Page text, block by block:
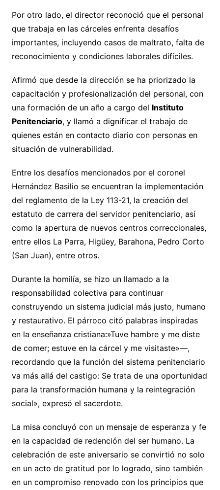
Por otro lado, el director reconoció que el personal
que trabaja en las cárceles enfrenta desafíos
importantes, incluyendo casos de maltrato, falta de
reconocimiento y condiciones laborales difíciles.
Afirmó que desde la dirección se ha priorizado la
capacitación y profesionalización del personal, con
una formación de un año a cargo del Instituto
Penitenciario, y llamó a dignificar el trabajo de
quienes están en contacto diario con personas en
situación de vulnerabilidad.
Entre los desafíos mencionados por el coronel
Hernández Basilio se encuentran la implementación
del reglamento de la Ley 113-21, la creación del
estatuto de carrera del servidor penitenciario, así
como la apertura de nuevos centros correccionales,
entre ellos La Parra, Higüey, Barahona, Pedro Corto
(San Juan), entre otros.
Durante la homilía, se hizo un llamado a la
responsabilidad colectiva para continuar
construyendo un sistema judicial más justo, humano
y restaurativo. El párroco citó palabras inspiradas
en la enseñanza cristiana:»Tuve hambre y me diste
de comer; estuve en la cárcel y me visitaste»—,
recordando que la función del sistema penitenciario
va más allá del castigo: Se trata de una oportunidad
para la transformación humana y la reintegración
social», expresó el sacerdote.
La misa concluyó con un mensaje de esperanza y fe
en la capacidad de redención del ser humano. La
celebración de este aniversario se convirtió no solo
en un acto de gratitud por lo logrado, sino también
en un compromiso renovado con los principios que